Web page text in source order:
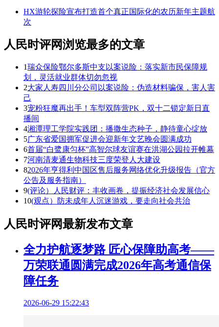
HX游轮探险宣布打造首个真正国际化的农历新年主题航
次
人民时评网浏览最多的文章
1瑞众保险鄂尔多斯中支以案说险：落实新市民保障规
划，灵活就业群体切勿忽视
2大家人寿四川分公司以案说险：伪造材料骗保，害人害
己
3宠粉狂魔再出手！车型双阵营PK，双十二锁定新日直
播间
4湘潭理工学院实践团：播撒生态种子，静待童心绽放
5广东省爱国拥军促进会迎新年文艺晚会圆满成功
6首届“白鹭康匀杯”高智尔球友谊赛在洪湖公园拉开帷幕
7河南清麦通生物科技三度荣登人大建设
82026年亨得利中国区售后服务网络优化升级报告（官方
公告及服务指南）
9(评论）人民财评：丰收画卷，提振经济社会发展信心
10(观点）防未成年人沉迷游戏，要走向社会共治
人民时评网最新发布文章
全力护航逐梦路 匠心保障助高考——
万荣联通圆满完成2026年高考通信保
障任务
2026-06-29 15:22:43